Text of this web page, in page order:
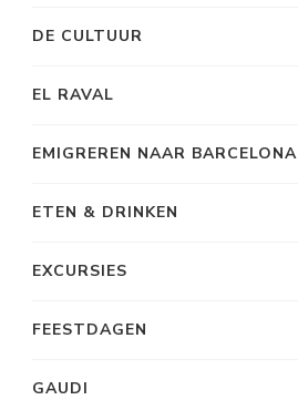
DE CULTUUR
EL RAVAL
EMIGREREN NAAR BARCELONA
ETEN & DRINKEN
EXCURSIES
FEESTDAGEN
GAUDI